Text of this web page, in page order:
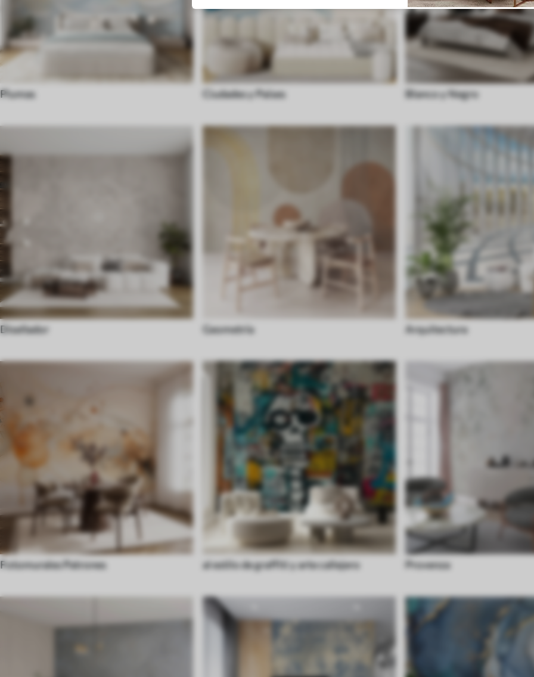
Plumas Ciudades y Países Blanco y Negro
Diseñador Geometría Arquitectura
Fotomurales Patrones al estilo de graffiti y arte callejero Provenza